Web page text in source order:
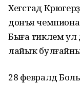
Хегстад
донъя
Быға тиклем
лайыҡ
28 февралдә